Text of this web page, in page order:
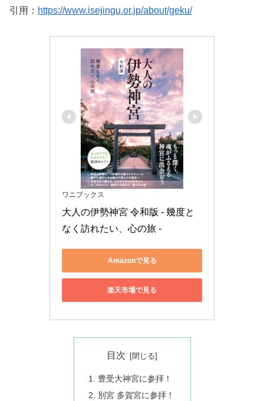
引用： https://www.isejingu.or.jp/about/geku/
ワニブックス
大人の伊勢神宮 令和版 - 幾度と
なく訪れたい、心の旅 -
Amazonで見る
楽天市場で見る
目次
豊受大神宮に参拝！
別宮 多賀宮に参拝！